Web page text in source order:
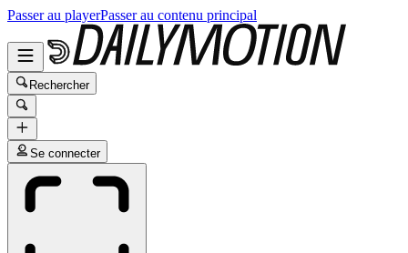
Passer au playerPasser au contenu principal
Rechercher
Se connecter